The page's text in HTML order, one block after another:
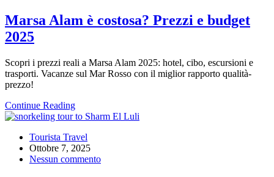
Marsa Alam è costosa? Prezzi e budget
2025
Scopri i prezzi reali a Marsa Alam 2025: hotel, cibo, escursioni e
trasporti. Vacanze sul Mar Rosso con il miglior rapporto qualità-
prezzo!
Continue Reading
Tourista Travel
Ottobre 7, 2025
Nessun commento